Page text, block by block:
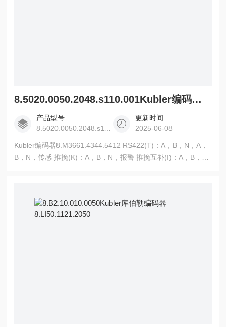
8.5020.0050.2048.s110.001Kubler编码器8.M3661.4344.5412
产品型号
更新时间
2025-06-08
Kubler编码器8.M3661.4344.5412 RS422(T)：A，B，N，A，
B，N，传感 推挽(K)：A，B，N，报警 推挽互补(I)：A，B，